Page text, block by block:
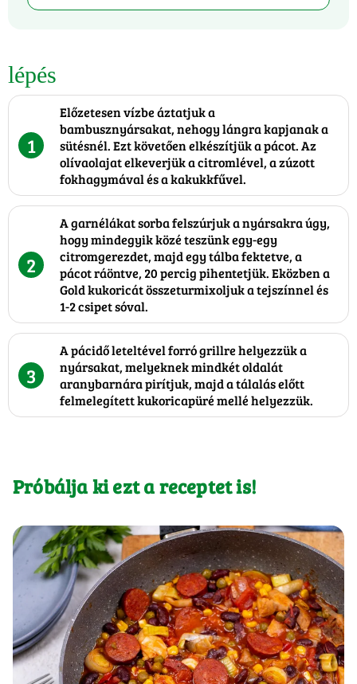
lépés
1
Előzetesen vízbe áztatjuk a
bambusznyársakat, nehogy lángra kapjanak a
sütésnél. Ezt követően elkészítjük a pácot. Az
olívaolajat elkeverjük a citromlével, a zúzott
fokhagymával és a kakukkfűvel.
2
A garnélákat sorba felszúrjuk a nyársakra úgy,
hogy mindegyik közé teszünk egy-egy
citromgerezdet, majd egy tálba fektetve, a
pácot ráöntve, 20 percig pihentetjük. Eközben a
Gold kukoricát összeturmixoljuk a tejszínnel és
1-2 csipet sóval.
3
A pácidő leteltével forró grillre helyezzük a
nyársakat, melyeknek mindkét oldalát
aranybarnára pirítjuk, majd a tálalás előtt
felmelegített kukoricapüré mellé helyezzük.
Próbálja ki ezt a receptet is!